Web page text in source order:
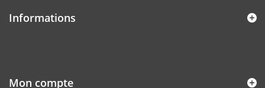
Informations
Mon compte